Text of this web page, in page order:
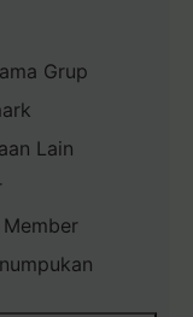
Grup
Lain